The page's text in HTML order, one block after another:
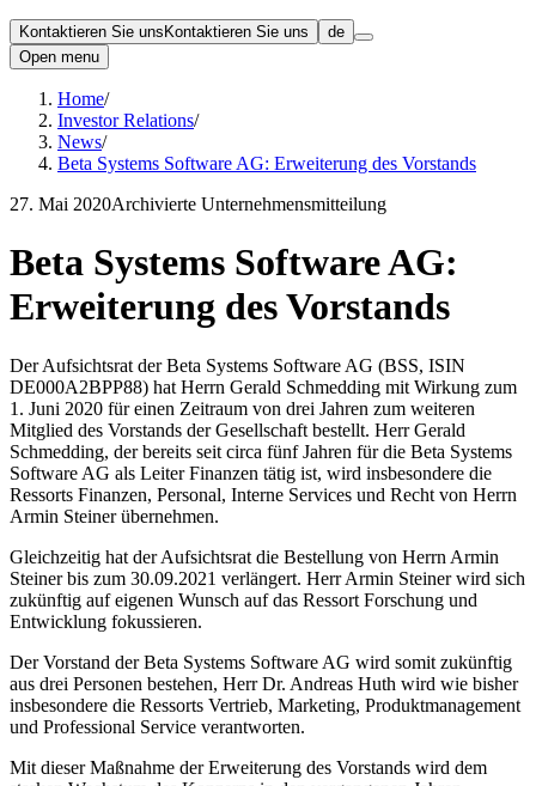
Kontaktieren Sie uns Kontaktieren Sie uns
de
Open menu
Home/
Investor Relations/
News/
Beta Systems Software AG: Erweiterung des Vorstands
27. Mai 2020Archivierte Unternehmensmitteilung
Beta Systems Software AG:
Erweiterung des Vorstands
Der Aufsichtsrat der Beta Systems Software AG (BSS, ISIN
DE000A2BPP88) hat Herrn Gerald Schmedding mit Wirkung zum
1. Juni 2020 für einen Zeitraum von drei Jahren zum weiteren
Mitglied des Vorstands der Gesellschaft bestellt. Herr Gerald
Schmedding, der bereits seit circa fünf Jahren für die Beta Systems
Software AG als Leiter Finanzen tätig ist, wird insbesondere die
Ressorts Finanzen, Personal, Interne Services und Recht von Herrn
Armin Steiner übernehmen.
Gleichzeitig hat der Aufsichtsrat die Bestellung von Herrn Armin
Steiner bis zum 30.09.2021 verlängert. Herr Armin Steiner wird sich
zukünftig auf eigenen Wunsch auf das Ressort Forschung und
Entwicklung fokussieren.
Der Vorstand der Beta Systems Software AG wird somit zukünftig
aus drei Personen bestehen, Herr Dr. Andreas Huth wird wie bisher
insbesondere die Ressorts Vertrieb, Marketing, Produktmanagement
und Professional Service verantworten.
Mit dieser Maßnahme der Erweiterung des Vorstands wird dem